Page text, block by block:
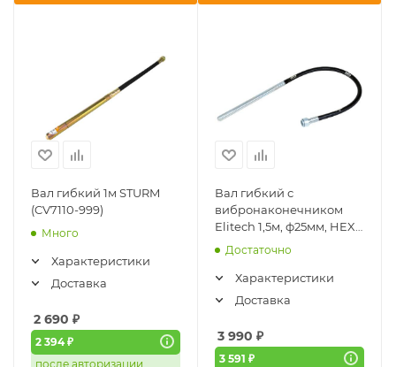
Вал гибкий 1м STURM
(CV7110-999)
Много
Характеристики
Доставка
2 690 ₽
2 394 ₽
после авторизации
Вал гибкий с
вибронаконечником
Elitech 1,5м, ф25мм, HEX
8-42х1,5мм (1220.000500)
Достаточно
Характеристики
Доставка
3 990 ₽
3 591 ₽